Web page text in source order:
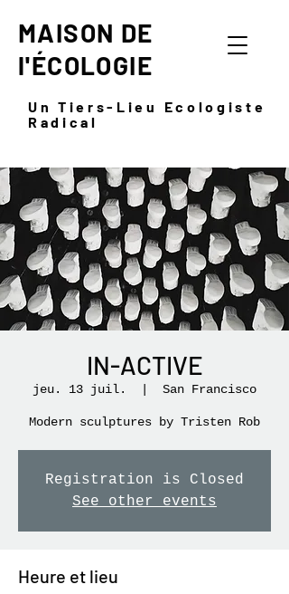
MAISON DE
l'ÉCOLOGIE
Un Tiers-Lieu Ecologiste
Radical
IN-ACTIVE
jeu. 13 juil. San Francisco
Modern sculptures by Tristen Rob
Registration is Closed
See other events
Heure et lieu